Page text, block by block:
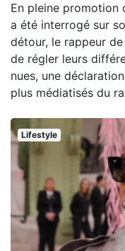
En pleine promotion
a été interrogé sur
détour, le rappeur
de régler leurs
nues, une
plus médiatisés du
Lifestyle